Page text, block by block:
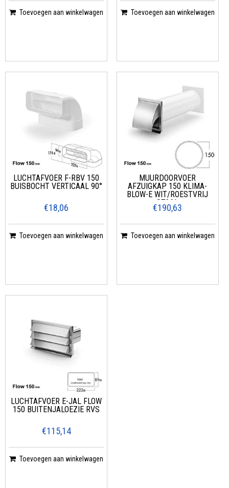
Toevoegen aan winkelwagen Toevoegen aan winkelwagen
LUCHTAFVOER F-RBV 150
BUISBOCHT VERTICAAL 90°
€18,06
Toevoegen aan winkelwagen
MUURDOORVOER
AFZUIGKAP 150 KLIMA-
BLOW-E WIT/ROESTVRIJ
STAAL
€190,63
Toevoegen aan winkelwagen
LUCHTAFVOER E-JAL FLOW
150 BUITENJALOEZIE RVS
€115,14
Toevoegen aan winkelwagen